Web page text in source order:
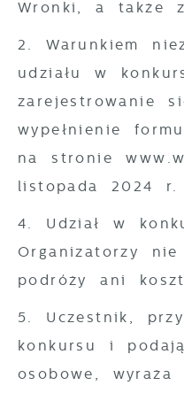
Wronki, a także
2. Warunkiem
udziału w
zarejestrowanie
wypełnienie
na stronie
listopada 2024 r.
4. Udział w
Organizatorzy
podróży ani
5. Uczestnik,
konkursu i
osobowe,